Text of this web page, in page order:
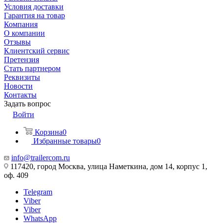
Условия доставки
Гарантия на товар
Компания
О компании
Отзывы
Клиентский сервис
Претензия
Стать партнером
Реквизиты
Новости
Контакты
Задать вопрос
Войти
Корзина0
Избранные товары0
info@trailercom.ru
117420, город Москва, улица Наметкина, дом 14, корпус 1,
оф. 409
Telegram
Viber
Viber
WhatsApp